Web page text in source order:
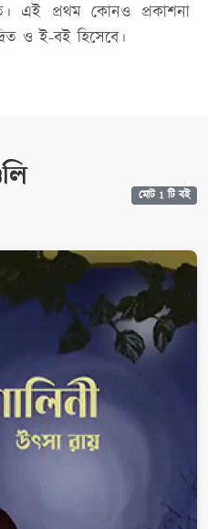
এই প্রথম কোনও প্রকাশনা
ও ই-বই হিসেবে।
মোট 1 টি বই